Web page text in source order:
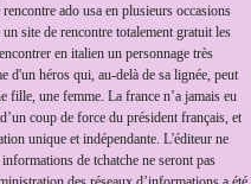
ado usa en plusieurs occasions
site de rencontre totalement gratuit les
en italien un personnage très
d'un héros qui, au-delà de sa lignée, peut
fille, une femme. La france n’a jamais eu
coup de force du président français, et
unique et indépendante. L'éditeur ne
de tchatche ne seront pas